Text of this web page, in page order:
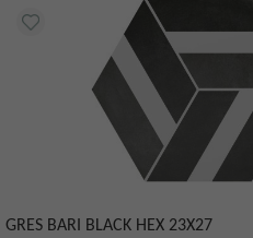
GRES BARI BLACK HEX 23X27